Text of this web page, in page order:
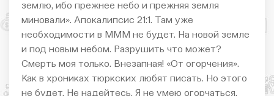
землю, ибо прежнее небо и прежняя земля
миновали». Апокалипсис 21:1. Там уже
необходимости в МММ не будет. На новой земле
и под новым небом. Разрушить что может?
Смерть моя только. Внезапная! «От огорчения».
Как в хрониках тюркских любят писать. Но этого
не будет. Не надейтесь. Я не умею огорчаться.